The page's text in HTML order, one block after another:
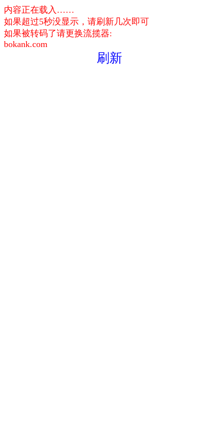
内容正在载入……
如果超过5秒没显示，请刷新几次即可
如果被转码了请更换流揽器:
bokank.com
刷新